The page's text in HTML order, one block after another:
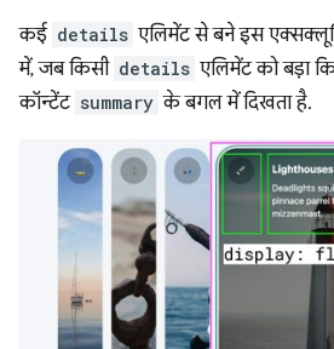
कई details एलिमेंट से बने इस
में, जब किसी details एलिमेंट को बड़ा
कॉन्टेंट summary के बगल में दिखता है.